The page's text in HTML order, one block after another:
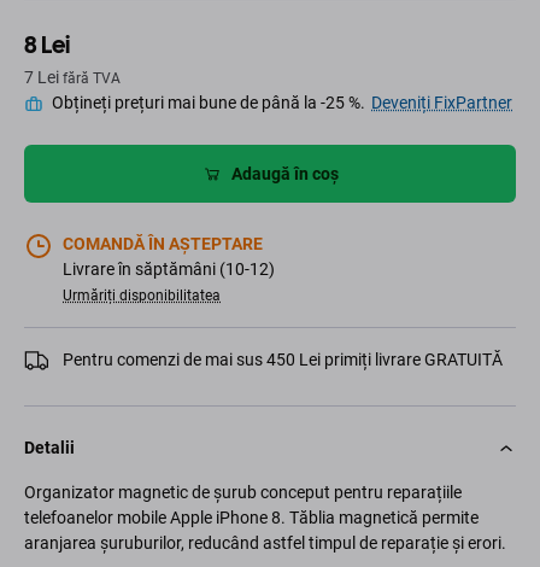
8 Lei
7 Lei fără TVA
Obțineți prețuri mai bune de până la -25 %. Deveniți FixPartner
Adaugă în coș
COMANDĂ ÎN AȘTEPTARE
Livrare în săptămâni (10-12)
Urmăriți disponibilitatea
Pentru comenzi de mai sus 450 Lei primiți livrare GRATUITĂ
Detalii
Organizator magnetic de șurub conceput pentru reparațiile
telefoanelor mobile Apple iPhone 8. Tăblia magnetică permite
aranjarea șuruburilor, reducând astfel timpul de reparație și erori.